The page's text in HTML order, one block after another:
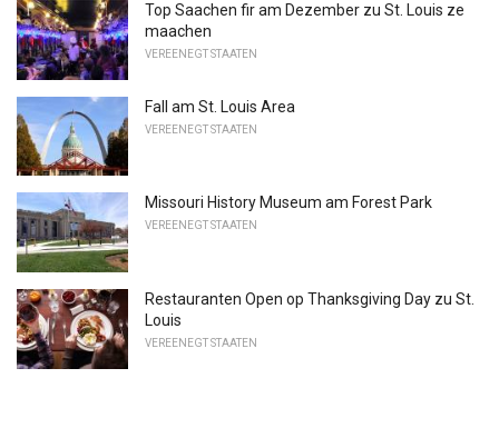
Top Saachen fir am Dezember zu St. Louis ze
maachen
VEREENEGT STAATEN
Fall am St. Louis Area
VEREENEGT STAATEN
Missouri History Museum am Forest Park
VEREENEGT STAATEN
Restauranten Open op Thanksgiving Day zu St.
Louis
VEREENEGT STAATEN